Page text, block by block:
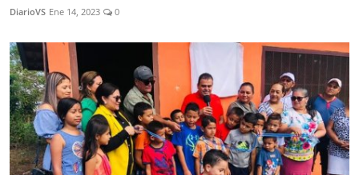
DiarioVS Ene 14, 2023 0